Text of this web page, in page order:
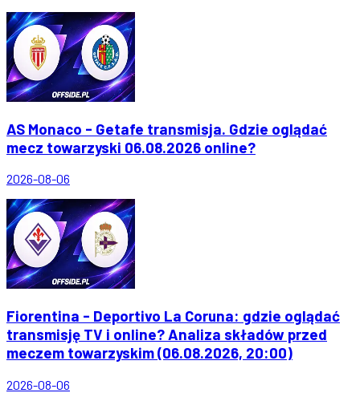
AS Monaco - Getafe transmisja. Gdzie oglądać
mecz towarzyski 06.08.2026 online?
2026-08-06
Fiorentina - Deportivo La Coruna: gdzie oglądać
transmisję TV i online? Analiza składów przed
meczem towarzyskim (06.08.2026, 20:00)
2026-08-06